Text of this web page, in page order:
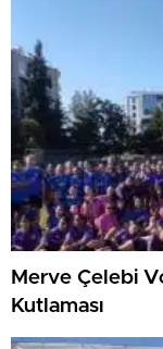
Merve Çelebi
Kutlaması